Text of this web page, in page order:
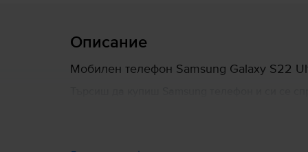
Описание
Мобилен телефон Samsung Galaxy S22